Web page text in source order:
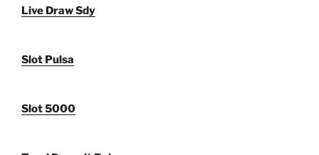
Live Draw Sdy
Slot Pulsa
Slot 5000